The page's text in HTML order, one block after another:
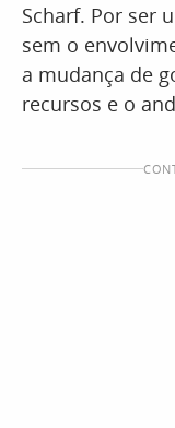
Scharf. Por ser
sem o
a mudança de
recursos e o